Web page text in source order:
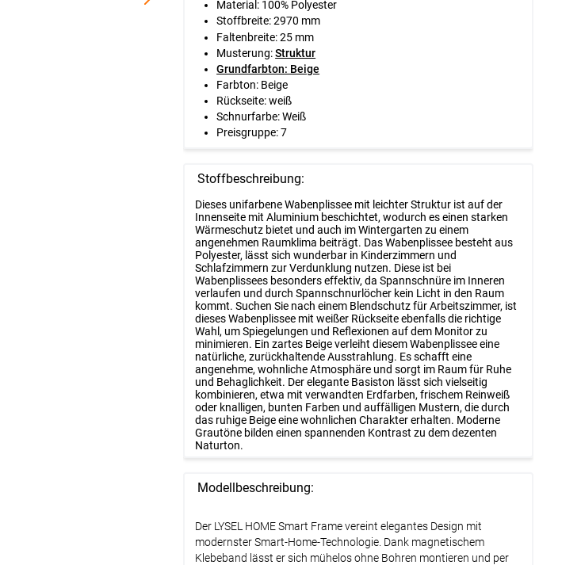
Material: 100% Polyester
Stoffbreite: 2970 mm
Faltenbreite: 25 mm
Musterung:Struktur
Grundfarbton: Beige
Farbton: Beige
Rückseite: weiß
Schnurfarbe: Weiß
Preisgruppe: 7
Stoffbeschreibung:
Dieses unifarbene Wabenplissee mit leichter Struktur ist auf der
Innenseite mit Aluminium beschichtet, wodurch es einen starken
Wärmeschutz bietet und auch im Wintergarten zu einem
angenehmen Raumklima beiträgt. Das Wabenplissee besteht aus
Polyester, lässt sich wunderbar in Kinderzimmern und
Schlafzimmern zur Verdunklung nutzen. Diese ist bei
Wabenplissees besonders effektiv, da Spannschnüre im Inneren
verlaufen und durch Spannschnurlöcher kein Licht in den Raum
kommt. Suchen Sie nach einem Blendschutz für Arbeitszimmer, ist
dieses Wabenplissee mit weißer Rückseite ebenfalls die richtige
Wahl, um Spiegelungen und Reflexionen auf dem Monitor zu
minimieren. Ein zartes Beige verleiht diesem Wabenplissee eine
natürliche, zurückhaltende Ausstrahlung. Es schafft eine
angenehme, wohnliche Atmosphäre und sorgt im Raum für Ruhe
und Behaglichkeit. Der elegante Basiston lässt sich vielseitig
kombinieren, etwa mit verwandten Erdfarben, frischem Reinweiß
oder knalligen, bunten Farben und auffälligen Mustern, die durch
das ruhige Beige eine wohnlichen Charakter erhalten. Moderne
Grautöne bilden einen spannenden Kontrast zu dem dezenten
Naturton.
Modellbeschreibung:
Der LYSEL HOME Smart Frame vereint elegantes Design mit
modernster Smart-Home-Technologie. Dank magnetischem
Klebeband lässt er sich mühelos ohne Bohren montieren und per